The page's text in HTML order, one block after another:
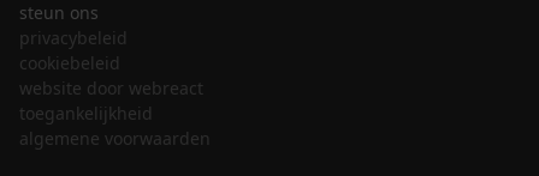
steun ons
privacybeleid
cookiebeleid
website door webreact
toegankelijkheid
algemene voorwaarden